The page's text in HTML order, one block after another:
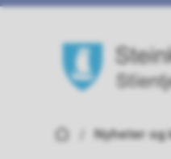
Du er her:Nyheter og